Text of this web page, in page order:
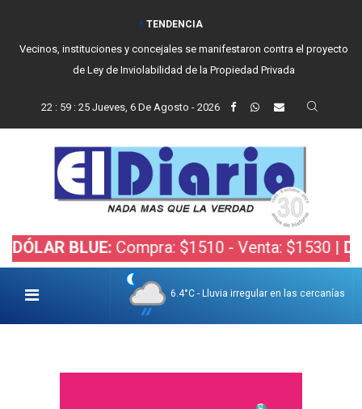
TENDENCIA
Vecinos, instituciones y concejales se manifestaron contra el proyecto
de Ley de Inviolabilidad de la Propiedad Privada
22: 59: 26 Jueves, 6 De Agosto - 2026
BLUE: Compra: $1510 - Venta: $1530 |DÓLAR
6.4°C - Lluvia irregular en las cercanías